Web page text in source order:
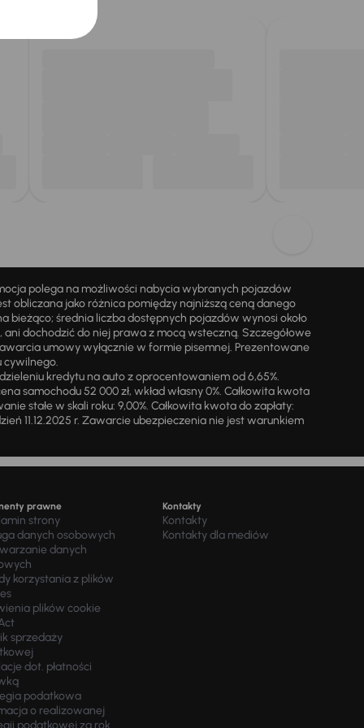
polega na możliwości nabycia wybranych pojazdów
obliczana jako różnica pomiędzy najniższą ceną danego
bieżąco; średnia liczba dostępnych pojazdów wynosi około
dochodzić do niej prawa z mocą wsteczną. Szczegółowe
umowy wyłącznie w formie pisemnej. Prezentowane
cywilnego.
kredytu na auto z oprocentowaniem od 6,65%.
samochodu 52 000 zł, wkład własny 0%. Całkowita kwota
stałe w skali roku: 9,00%. Całkowita kwota do zapłaty:
11.12.2025 r. Zawarcie ubezpieczenia nie jest warunkiem
prawne
strony
danych osobowych
danych
korzystania z plików
plików cookie
sprzedaży
dot. płatności
podatkowa
o realizowanej
podatkowej za rok
Kontakty
Kontakty
Kontakty dla mediów